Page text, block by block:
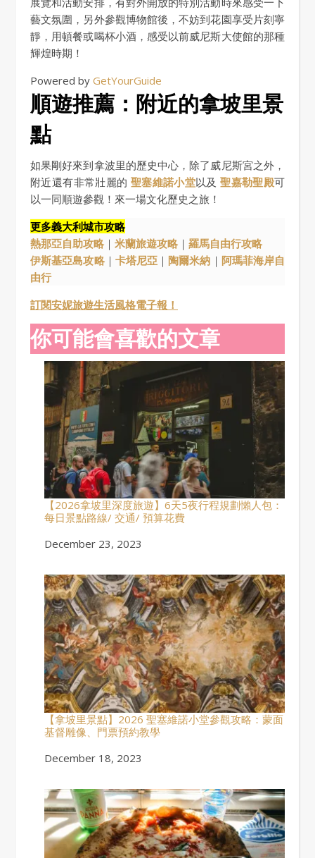
藝文氛圍，另外參觀博物館後，不妨到花園享受片刻寧
靜，用頓餐或喝杯小酒，感受以前威尼斯大使館的那種
輝煌時期！
Powered by GetYourGuide
順遊推薦：附近的拿坡里景
點
如果剛好來到拿波里的歷史中心，除了威尼斯宮之外，
附近還有非常壯麗的 聖塞維諾小堂以及 聖嘉勒聖殿可
以一同順遊參觀！來一場文化歷史之旅！
更多義大利城市攻略
熱那亞自助攻略 ｜ 米蘭旅遊攻略 ｜ 羅馬自由行攻略
伊斯基亞島攻略｜ 卡塔尼亞 ｜陶爾米納 ｜ 阿瑪菲海岸自
由行
訂閱安妮旅遊生活風格電子報！
你可能會喜歡的文章
【2026拿坡里深度旅遊】6天5夜行程規劃懶人包：
每日景點路線/ 交通/ 預算花費
Date
December 23, 2023
【拿坡里景點】2026 聖塞維諾小堂參觀攻略：蒙面
基督雕像、門票預約教學
Date
December 18, 2023